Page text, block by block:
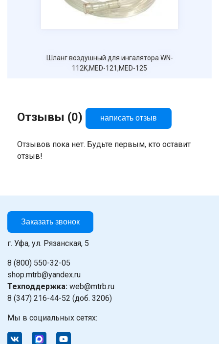
Шланг воздушный для ингалятора WN-
112K,MED-121,MED-125
Отзывы (0) написать отзыв
Отзывов пока нет. Будьте первым, кто оставит
отзыв!
Заказать звонок
г. Уфа, ул. Рязанская, 5
8 (800) 550-32-05
shop.mtrb@yandex.ru
Техподдержка: web@mtrb.ru
8 (347) 216-44-52 (доб. 3206)
Мы в социальных сетях: